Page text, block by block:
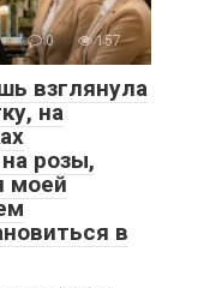
0 157
взглянула
на
розы,
моей
в